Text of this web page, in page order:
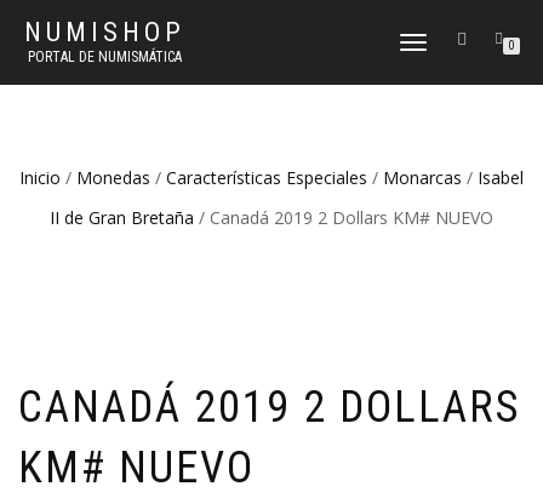
NUMISHOP
PORTAL DE NUMISMÁTICA
CAMBIAR
0
Inicio / Monedas / Características Especiales / Monarcas / Isabel
II de Gran Bretaña / Canadá 2019 2 Dollars KM# NUEVO
CANADÁ 2019 2 DOLLARS
KM# NUEVO